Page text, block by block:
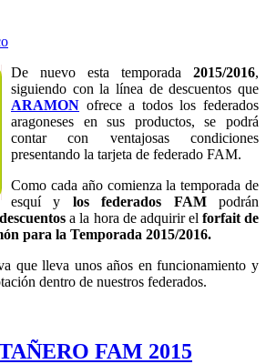
De nuevo esta temporada 2015/2016,
siguiendo con la línea de descuentos que
ARAMON ofrece a todos los federados
aragoneses en sus productos, se podrá
contar con ventajosas condiciones
presentando la tarjeta de federado FAM.
Como cada año comienza la temporada de
esquí y los federados FAMpodrán
descuentos a la hora de adquirir el forfait de
para la Temporada 2015/2016.
que lleva unos años en funcionamiento y
dentro de nuestros federados.
FAM 2015